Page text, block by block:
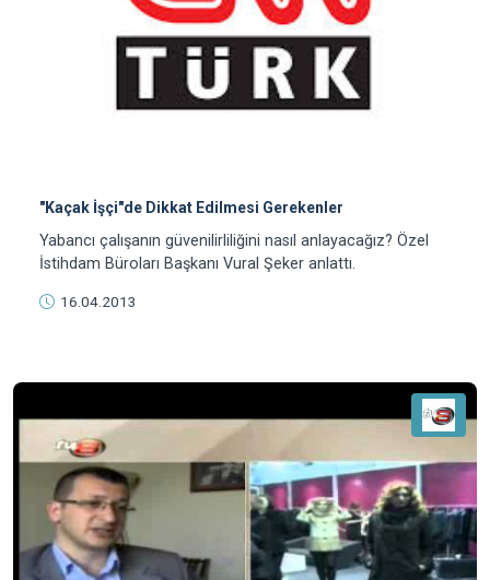
"Kaçak İşçi"de Dikkat Edilmesi Gerekenler
Yabancı çalışanın güvenilirliliğini nasıl anlayacağız? Özel
İstihdam Büroları Başkanı Vural Şeker anlattı.
16.04.2013